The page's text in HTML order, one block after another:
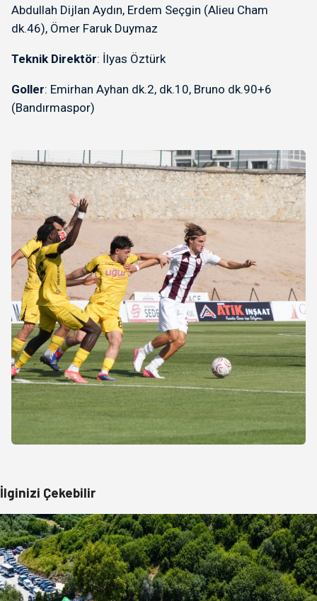
Abdullah Dijlan Aydın, Erdem Seçgin (Alieu Cham
dk.46), Ömer Faruk Duymaz
Teknik Direktör: İlyas Öztürk
Goller: Emirhan Ayhan dk.2, dk.10, Bruno dk.90+6
(Bandırmaspor)
İlginizi Çekebilir